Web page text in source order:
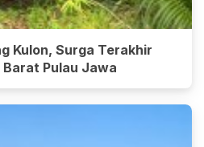
Kulon, Surga Terakhir
Pulau Jawa